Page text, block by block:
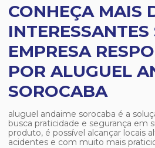
CONHEÇA MAIS
EMPRESA
POR ALUGUEL
SOROCABA
aluguel andaime sorocaba é a
busca praticidade e segurança em
produto, é possível alcançar locais
acidentes e com muito mais